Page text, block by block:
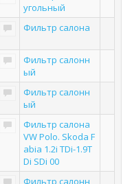
угольный
Фильтр салона
Фильтр салонн
ый
Фильтр салонн
ый
Фильтр салона
VW Polo. Skoda F
abia 1.2i TDi-1.9T
Di SDi 00